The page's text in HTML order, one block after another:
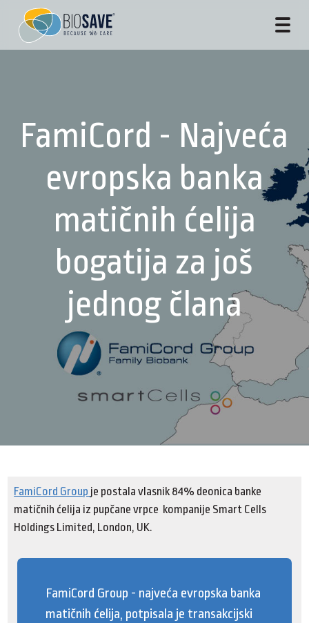
FamiCord - Najveća
evropska banka
matičnih ćelija
bogatija za još
jednog člana
FamiCord Group je postala vlasnik 84% deonica banke
matičnih ćelija iz pupčane vrpce kompanije Smart Cells
Holdings Limited, London, UK.
FamiCord Group - najveća evropska banka
matičnih ćelija, potpisala je transakcijski